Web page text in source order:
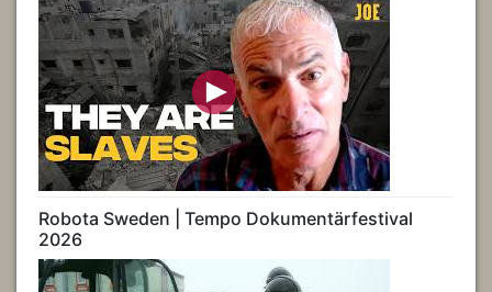
Robota Sweden | Tempo Dokumentärfestival
2026